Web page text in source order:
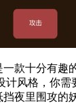
款十分有趣
计风格，你需
夜里围攻的